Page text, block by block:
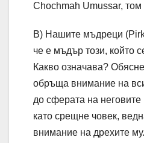
Chochmah Umussar, том
В) Нашите мъдреци
че е мъдър този, който
Какво означава?
обръща внимание на
до сферата на
като срещне човек,
внимание на дрехите